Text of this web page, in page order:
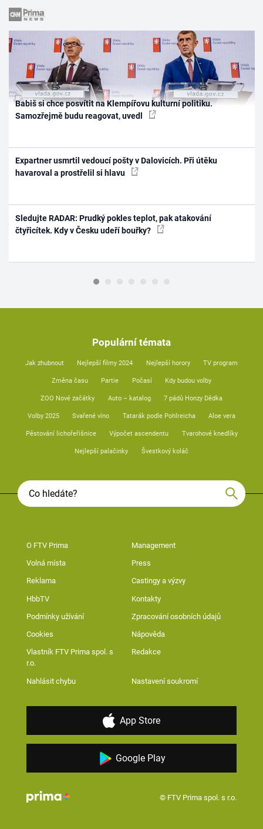
Babiš si chce posvítit na Klempířovu kulturní politiku.
Samozřejmě budu reagovat, uvedl
Expartner usmrtil vedoucí pošty v Dalovicích. Při útěku
havaroval a prostřelil si hlavu
Sledujte RADAR: Prudký pokles teplot, pak atakování
čtyřicítek. Kdy v Česku udeří bouřky?
Populární témata
Jak zhubnout Nejlepší filmy 2024 Nejlepší horory TV program
Změna času Partie Počasí Kdy budou volby
ZOO Nové začátky Auto – katalog 7 pádů Honzy Dědka
Volby 2025 Svařené víno Tatarák podle Pohlreicha Aloe vera
Pěstování lichořeřišnice Výpočet ascendentu Tvarohové knedlíky
Nejlepší palačinky Švestkový koláč
O FTV Prima Management
Volná místa Press
Reklama Castingy a výzvy
HbbTV Kontakty
Podmínky užívání Zpracování osobních údajů
Cookies Nápověda
Vlastník FTV Prima spol. s
r.o.
Redakce
Nahlásit chybu Nastavení soukromí
App Store
Google Play
© FTV Prima spol. s r.o.